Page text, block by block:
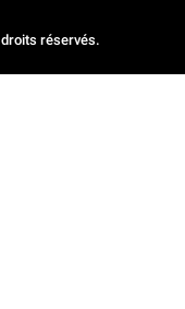
réservés.